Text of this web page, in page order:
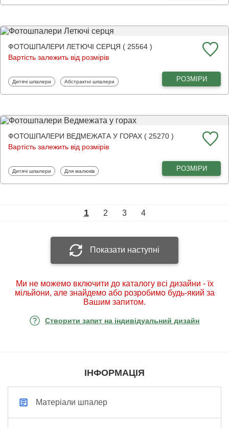
ФОТОШПАЛЕРИ ЛЕТЮЧІ СЕРЦЯ ( 25564 )
Вартість залежить від розмірів
Фотошпалери
Дитячі шпалери Фотошпалери
Абстрактні шпалери РОЗМІРИ
ФОТОШПАЛЕРИ ВЕДМЕЖАТА У ГОРАХ ( 25270 )
Вартість залежить від розмірів
Фотошпалери
Дитячі шпалери Фотошпалери
Для малюків РОЗМІРИ
1 2 3 4
Показати наступні
Ми не можемо включити до каталогу всі дизайни - їх
мільйони, але знайдемо або розробимо будь-який за
Вашим запитом.
Створити запит на індивідуальний дизайн
ІНФОРМАЦІЯ
Матеріали шпалер